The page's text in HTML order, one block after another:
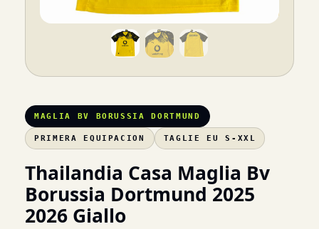
MAGLIA BV BORUSSIA DORTMUND
PRIMERA EQUIPACION TAGLIE EU S-XXL
Thailandia Casa Maglia Bv
Borussia Dortmund 2025
2026 Giallo